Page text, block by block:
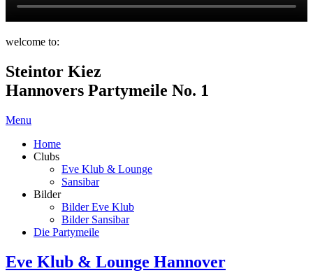
welcome to:
Steintor Kiez
Hannovers Partymeile No. 1
Menu
Home
Clubs
Eve Klub & Lounge
Sansibar
Bilder
Bilder Eve Klub
Bilder Sansibar
Die Partymeile
Eve Klub & Lounge Hannover